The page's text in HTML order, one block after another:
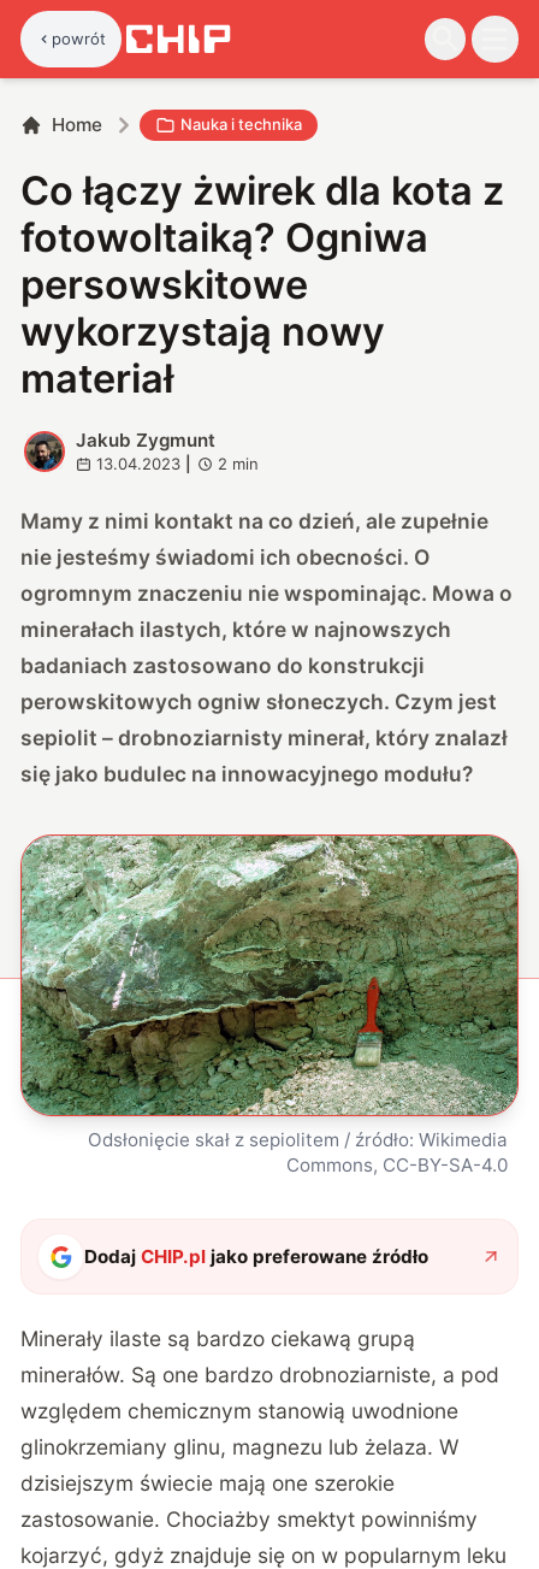
powrót
Home Nauka i technika
Co łączy żwirek dla kota z
fotowoltaiką? Ogniwa
persowskitowe
wykorzystają nowy
materiał
J
Jakub Zygmunt
13.04.2023 2 min
Mamy z nimi kontakt na co dzień, ale zupełnie
nie jesteśmy świadomi ich obecności. O
ogromnym znaczeniu nie wspominając. Mowa o
minerałach ilastych, które w najnowszych
badaniach zastosowano do konstrukcji
perowskitowych ogniw słoneczych. Czym jest
sepiolit – drobnoziarnisty minerał, który znalazł
się jako budulec na innowacyjnego modułu?
Odsłonięcie skał z sepiolitem / źródło: Wikimedia
Commons, CC-BY-SA-4.0
DodajCHIP.pl jako preferowane źródło
Minerały ilaste są bardzo ciekawą grupą
minerałów. Są one bardzo drobnoziarniste, a pod
względem chemicznym stanowią uwodnione
glinokrzemiany glinu, magnezu lub żelaza. W
dzisiejszym świecie mają one szerokie
zastosowanie. Chociażby smektyt powinniśmy
kojarzyć, gdyż znajduje się on w popularnym leku